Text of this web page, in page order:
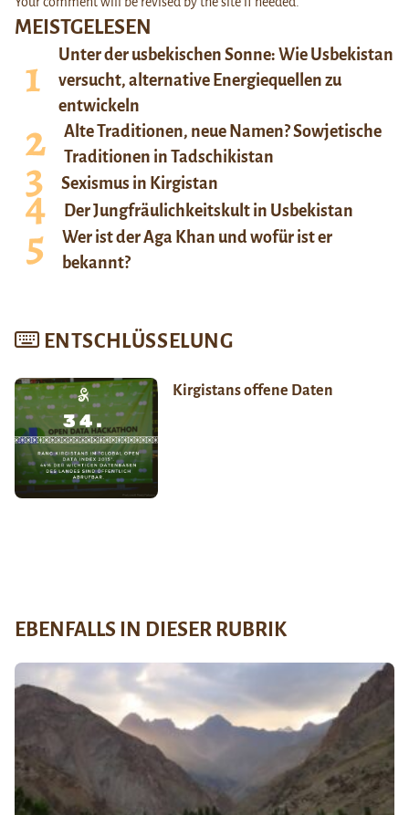
MEISTGELESEN
Unter der usbekischen Sonne: Wie Usbekistan
versucht, alternative Energiequellen zu
entwickeln
Alte Traditionen, neue Namen? Sowjetische
Traditionen in Tadschikistan
Sexismus in Kirgistan
Der Jungfräulichkeitskult in Usbekistan
Wer ist der Aga Khan und wofür ist er
bekannt?
ENTSCHLÜSSELUNG
Kirgistans offene Daten
EBENFALLS IN DIESER RUBRIK